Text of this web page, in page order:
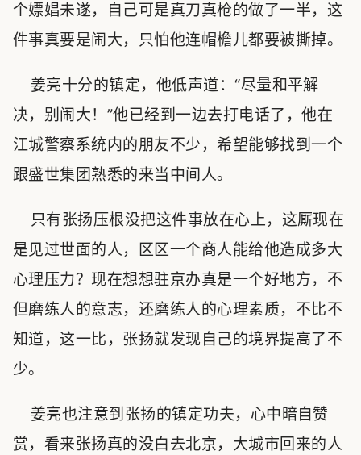
个嫖娼未遂，自己可是真刀真枪的做了一半，这
件事真要是闹大，只怕他连帽檐儿都要被撕掉。
姜亮十分的镇定，他低声道：“尽量和平解
决，别闹大！”他已经到一边去打电话了，他在
江城警察系统内的朋友不少，希望能够找到一个
跟盛世集团熟悉的来当中间人。
只有张扬压根没把这件事放在心上，这厮现在
是见过世面的人，区区一个商人能给他造成多大
心理压力？现在想想驻京办真是一个好地方，不
但磨练人的意志，还磨练人的心理素质，不比不
知道，这一比，张扬就发现自己的境界提高了不
少。
姜亮也注意到张扬的镇定功夫，心中暗自赞
赏，看来张扬真的没白去北京，大城市回来的人